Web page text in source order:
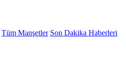
Tüm Manşetler Son Dakika Haberleri